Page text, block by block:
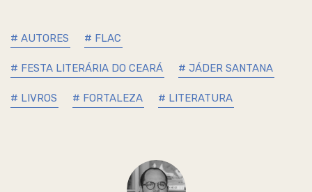
# AUTORES # FLAC
# FESTA LITERÁRIA DO CEARÁ # JÁDER SANTANA
# LIVROS # FORTALEZA # LITERATURA